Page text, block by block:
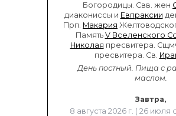
Богородицы. Свв. жен
диакониссы и Евпраксии
Прп. Макария
Память V Вселенского
Николая пресвитера.
пресвитера. Св.
День постный. Пища с
маслом.
Завтра,
8 августа 2026 г. ( 26 июля